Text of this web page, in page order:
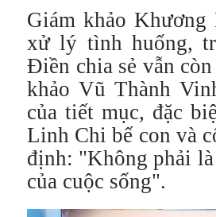
Giám khảo Khương
xử lý tình huống,
Điền chia sẻ vẫn
khảo Vũ Thành
của tiết mục, đặc
Linh Chi bế con và
định: "Không phải là
của cuộc sống".